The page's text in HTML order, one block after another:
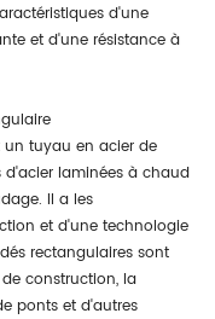
d'une
et d'une résistance à
tuyau en acier de
laminées à chaud
Il a les
et d'une technologie
rectangulaires sont
construction, la
ponts et d'autres